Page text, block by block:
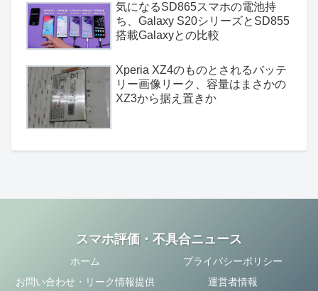
気になるSD865スマホの電池持
ち、Galaxy S20シリーズとSD855
搭載Galaxyとの比較
Xperia XZ4のものとされるバッテ
リー画像リーク、容量はまさかの
XZ3から据え置きか
スマホ評価・不具合ニュース
ホーム
プライバシーポリシー
お問い合わせ・リーク情報提供
運営者情報